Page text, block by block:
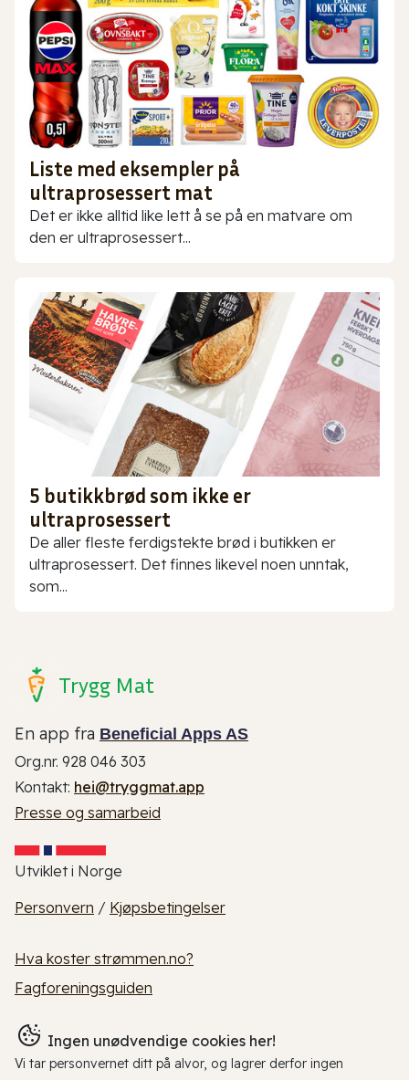
Liste med eksempler på
ultraprosessert mat
Det er ikke alltid like lett å se på en matvare om
den er ultraprosessert...
5 butikkbrød som ikke er
ultraprosessert
De aller fleste ferdigstekte brød i butikken er
ultraprosessert. Det finnes likevel noen unntak,
som...
Trygg Mat
En app fra Beneficial Apps AS
Org.nr. 928 046 303
Kontakt: hei@tryggmat.app
Presse og samarbeid
Utviklet i Norge
Personvern / Kjøpsbetingelser
Hva koster strømmen.no?
Fagforeningsguiden
Ingen unødvendige cookies her!
Vi tar personvernet ditt på alvor, og lagrer derfor ingen